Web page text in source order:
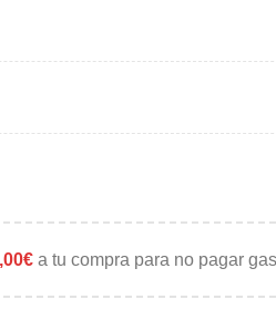
€a tu compra para no pagar